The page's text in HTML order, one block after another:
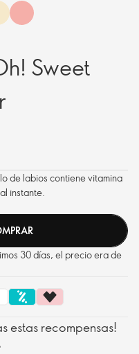
Sweet
de labios contiene vitamina
instante.
30 días, el precio era de
estas recompensas!